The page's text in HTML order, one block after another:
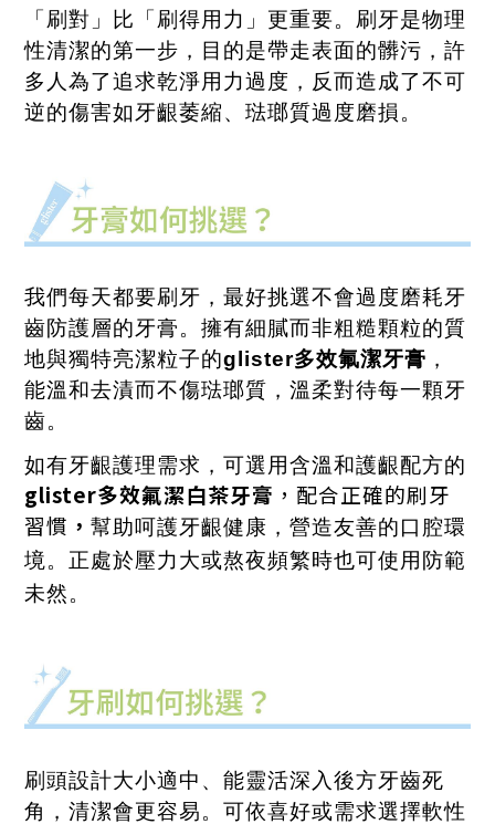
「刷對」比「刷得用力」更重要。刷牙是物理
性清潔的第一步，目的是帶走表面的髒污，許
多人為了追求乾淨用力過度，反而造成了不可
逆的傷害如牙齦萎縮、琺瑯質過度磨損。
我們每天都要刷牙，最好挑選不會過度磨耗牙
齒防護層的牙膏。擁有細膩而非粗糙顆粒的質
地與獨特亮潔粒子的glister多效氟潔牙膏 ，
能溫和去漬而不傷琺瑯質，溫柔對待每一顆牙
齒。
如有牙齦護理需求，可選用含溫和護齦配方的
glister多效氟潔白茶牙膏 ，配合正確的刷牙
習慣 ，幫助呵護牙齦健康，營造友善的口腔環
境。正處於壓力大或熬夜頻繁時也可使用防範
未然。
刷頭設計大小適中、能靈活深入後方牙齒死
角，清潔會更容易。可依喜好或需求選擇軟性